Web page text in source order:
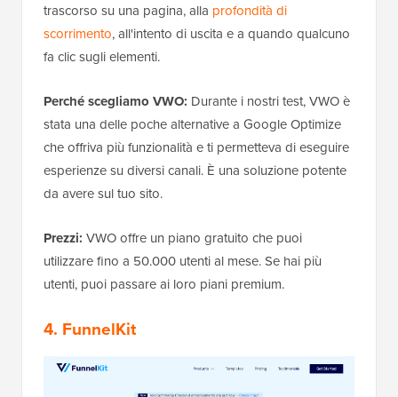
trascorso su una pagina, alla profondità di
scorrimento, all'intento di uscita e a quando qualcuno
fa clic sugli elementi.
Perché scegliamo VWO: Durante i nostri test, VWO è
stata una delle poche alternative a Google Optimize
che offriva più funzionalità e ti permetteva di eseguire
esperienze su diversi canali. È una soluzione potente
da avere sul tuo sito.
Prezzi: VWO offre un piano gratuito che puoi
utilizzare fino a 50.000 utenti al mese. Se hai più
utenti, puoi passare ai loro piani premium.
4. FunnelKit